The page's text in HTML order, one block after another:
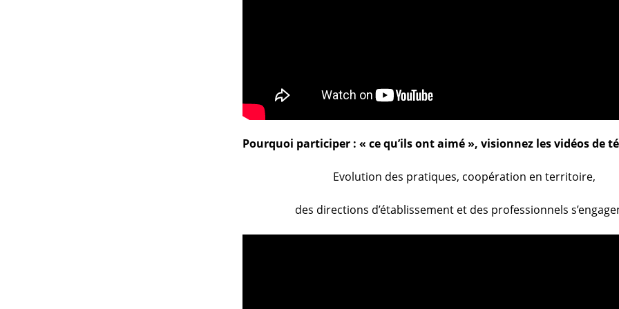
Pourquoi participer : « ce qu’ils ont aimé », visionnez les vidéos de
Evolution des pratiques, coopération en territoire,
des directions d’établissement et des professionnels